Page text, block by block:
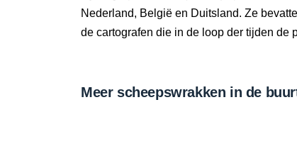
Nederland, België en Duitsland. Ze
de cartografen die in de loop der tijden de
Meer scheepswrakken in de